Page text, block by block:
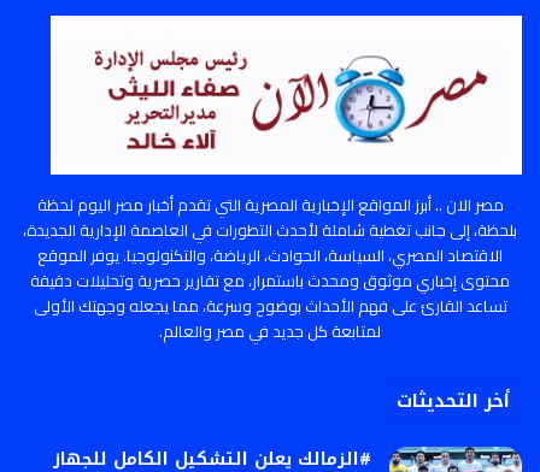
مصر الان .. أبرز المواقع الإخبارية المصرية التي تقدم أخبار مصر اليوم لحظة
بلحظة، إلى جانب تغطية شاملة لأحدث التطورات في العاصمة الإدارية الجديدة،
الاقتصاد المصري، السياسة، الحوادث، الرياضة، والتكنولوجيا. يوفر الموقع
محتوى إخباري موثوق ومحدث باستمرار، مع تقارير حصرية وتحليلات دقيقة
تساعد القارئ على فهم الأحداث بوضوح وسرعة، مما يجعله وجهتك الأولى
لمتابعة كل جديد في مصر والعالم.
أخر التحديثات
#الزمالك يعلن التشكيل الكامل للجهاز